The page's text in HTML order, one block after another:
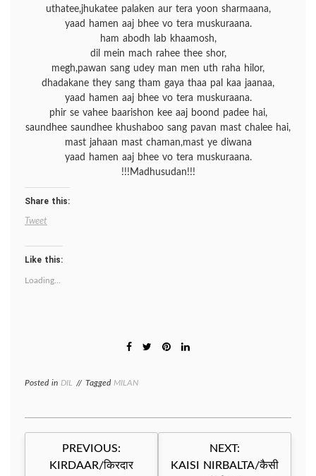
uthatee,jhukatee palaken aur tera yoon sharmaana,
yaad hamen aaj bhee vo tera muskuraana.
ham abodh lab khaamosh,
dil mein mach rahee thee shor,
megh,pawan sang udey man men uth raha hilor,
dhadakane they sang tham gaya thaa pal kaa jaanaa,
yaad hamen aaj bhee vo tera muskuraana.
phir se vahee baarishon kee aaj boond padee hai,
saundhee saundhee khushaboo sang pavan mast chalee hai,
mast jahaan mast chaman,mast ye diwana
yaad hamen aaj bhee vo tera muskuraana.
!!!Madhusudan!!!
Share this:
Tweet
Like this:
Loading...
Posted in DIL Tagged MILAN
Post
navigation
PREVIOUS:
KIRDAAR/किरदार
NEXT:
KAISI NIRBALTA/कैसी